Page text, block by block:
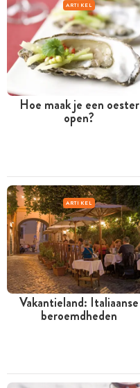
ARTIKEL
Hoe maak je een oester
open?
ARTIKEL
Vakantieland: Italiaanse
beroemdheden